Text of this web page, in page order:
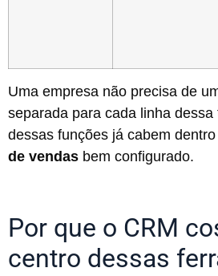
Uma empresa não precisa de
separada para cada linha dessa
dessas funções já cabem
de vendas bem configurado.
Por que o CRM
centro dessas